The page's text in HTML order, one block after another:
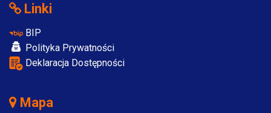
Linki
BIP
Polityka Prywatności
Deklaracja Dostępności
Mapa